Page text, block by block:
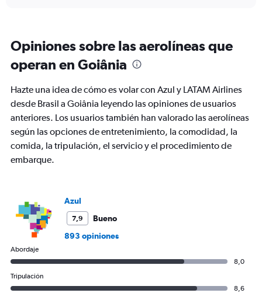
6
The
has
2
Y
axes
displaying
Avg.
Price
flights.
Opiniones sobre las aerolíneas que
operan en Goiânia
Hazte una idea de cómo es volar con Azul y LATAM Airlines
desde Brasil a Goiânia leyendo las opiniones de usuarios
anteriores. Los usuarios también han valorado las aerolíneas
según las opciones de entretenimiento, la comodidad, la
comida, la tripulación, el servicio y el procedimiento de
embarque.
Azul
7,9
Bueno
893 opiniones
Abordaje
8,0
Tripulación
8,6